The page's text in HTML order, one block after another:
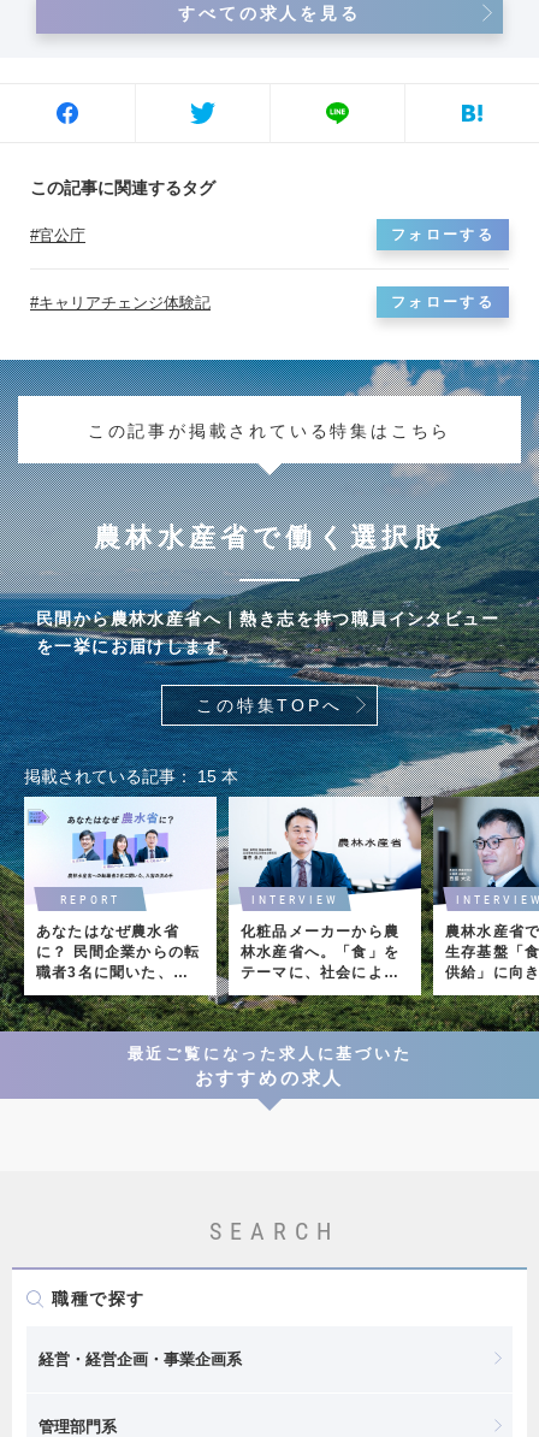
すべての求人を見る
この記事に関連するタグ
官公庁 フォローする
キャリアチェンジ体験記 フォローする
この記事が掲載されている特集はこちら
農林水産省で働く選択肢
民間から農林水産省へ｜熱き志を持つ職員インタビュー
を一挙にお届けします。
この特集TOPへ
掲載されている記事 15 本
REPORT
あなたはなぜ農水省
に？ 民間企業からの転
職者3名に聞いた、入
省の決め手
INTERVIEW
化粧品メーカーから農
林水産省へ。「食」を
テーマに、社会により
大きなインパクトを
農林水産省
生存基盤「
供給」に向
く――元自治
キャリア選
最近ご覧になった求人に基づいた
おすすめの求人
SEARCH
職種で探す
経営・経営企画・事業企画系
管理部門系